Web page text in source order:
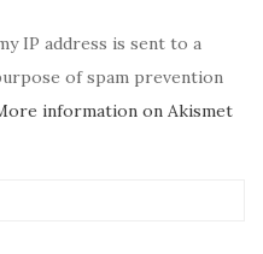
IP address is sent to a
of spam prevention
information on Akismet